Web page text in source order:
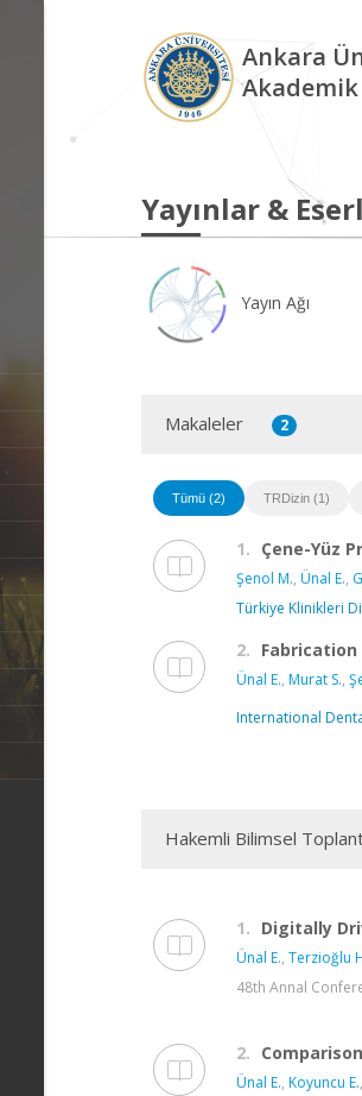
Ankara
Yayınlar &
Yayın Ağı
Makaleler 2
Tümü (2) TRDizin (1)
1. Çene-Yüz
Şenol M., Ünal E.,
Türkiye Klinikleri
2.
Ünal E., Murat S.,
International
Hakemli Bilimsel
1. Digitally
Ünal E., Terzioğlu
48th Annal
2.
Ünal E., Koyuncu E.,